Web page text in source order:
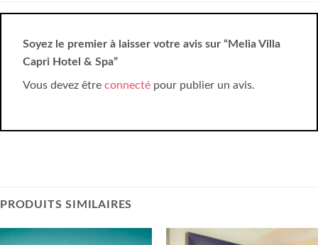
Soyez le premier à laisser votre avis sur “Melia Villa
Capri Hotel & Spa”
Vous devez être connecté pour publier un avis.
PRODUITS SIMILAIRES